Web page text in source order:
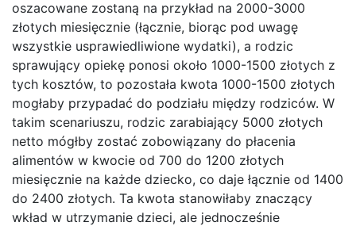
oszacowane zostaną na przykład na 2000-3000
złotych miesięcznie (łącznie, biorąc pod uwagę
wszystkie usprawiedliwione wydatki), a rodzic
sprawujący opiekę ponosi około 1000-1500 złotych z
tych kosztów, to pozostała kwota 1000-1500 złotych
mogłaby przypadać do podziału między rodziców. W
takim scenariuszu, rodzic zarabiający 5000 złotych
netto mógłby zostać zobowiązany do płacenia
alimentów w kwocie od 700 do 1200 złotych
miesięcznie na każde dziecko, co daje łącznie od 1400
do 2400 złotych. Ta kwota stanowiłaby znaczący
wkład w utrzymanie dzieci, ale jednocześnie